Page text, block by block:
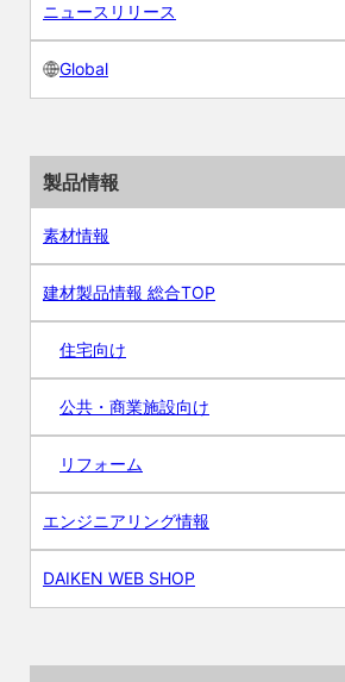
ニュースリリース
Global
製品情報
素材情報
建材製品情報 総合TOP
住宅向け
公共・商業施設向け
リフォーム
エンジニアリング情報
DAIKEN WEB SHOP